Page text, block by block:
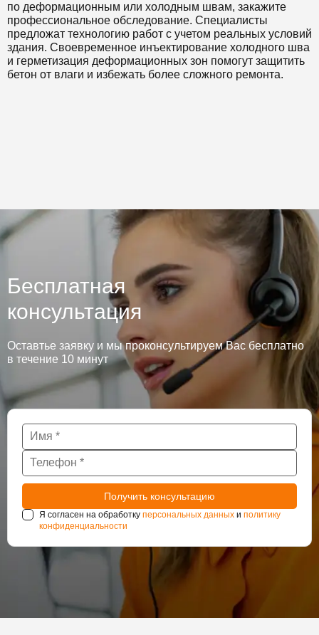
по деформационным или холодным швам, закажите
профессиональное обследование. Специалисты
предложат технологию работ с учетом реальных условий
здания. Своевременное инъектирование холодного шва
и герметизация деформационных зон помогут защитить
бетон от влаги и избежать более сложного ремонта.
Бесплатная
консультация
Оставтье заявку и мы проконсультируем Вас бесплатно
в течение 10 минут
Я согласен на обработку персональных данных и политику
конфиденциальности